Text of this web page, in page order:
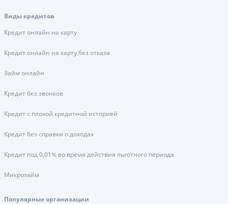
Виды кредитов
Кредит онлайн на карту
Кредит онлайн на карту без отказа
Займ онлайн
Кредит без звонков
Кредит с плохой кредитной историей
Кредит без справки о доходах
Кредит под 0,01% во время действия льготного периода
Микрозайм
Популярные организации